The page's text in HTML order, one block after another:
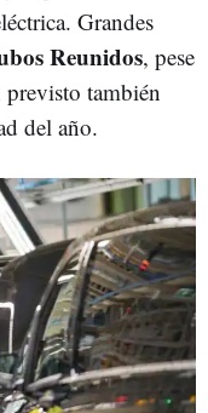
Grandes
Reunidos, pese
también
del año.